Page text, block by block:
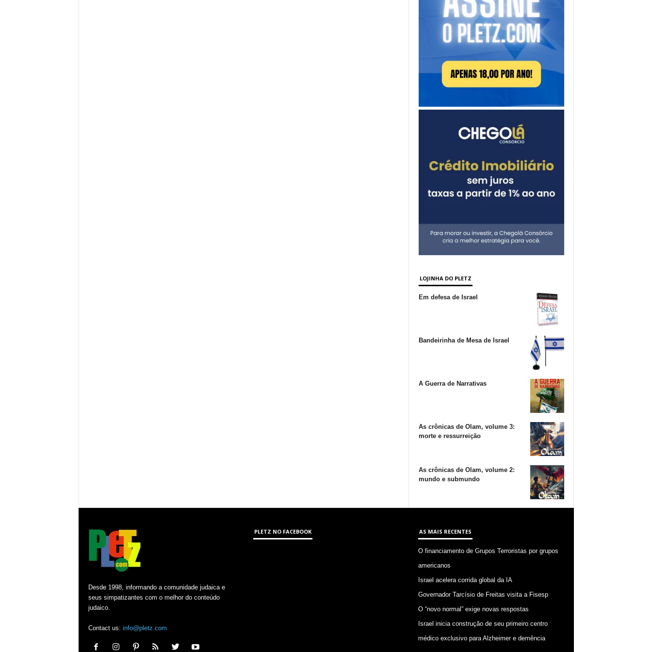
LOJINHA DO PLETZ
Em defesa de Israel
Bandeirinha de Mesa de Israel
A Guerra de Narrativas
As crônicas de Olam, volume 3:
morte e ressurreição
As crônicas de Olam, volume 2:
mundo e submundo
Desde 1998, informando a comunidade judaica e
seus simpatizantes com o melhor do conteúdo
judaico.
Contact us: info@pletz.com
PLETZ NO FACEBOOK AS MAIS RECENTES
O financiamento de Grupos Terroristas por grupos
americanos
Israel acelera corrida global da IA
Governador Tarcísio de Freitas visita a Fisesp
O “novo normal” exige novas respostas
Israel inicia construção de seu primeiro centro
médico exclusivo para Alzheimer e demência